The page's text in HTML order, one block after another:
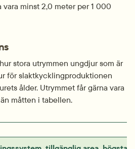
minst 2,0 meter per 1 000
stora utrymmen ungdjur som är
för slaktkyckling­produktionen
ålder. Utrymmet får gärna vara
måtten i tabellen.